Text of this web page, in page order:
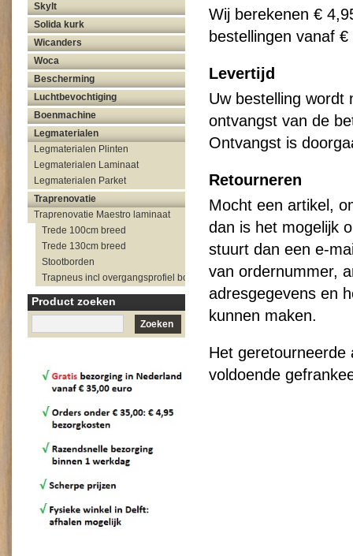
Skylt
Solida kurk
Wicanders
Woca
Bescherming
Luchtbevochtiging
Boenmachine
Legmaterialen
Legmaterialen Plinten
Legmaterialen Laminaat
Legmaterialen Parket
Traprenovatie
Traprenovatie Maestro laminaat
Trede 100cm breed
Trede 130cm breed
Stootborden
Trapneus incl overgangsprofiel bovenzijde trap
Product zoeken
Zoeken
Wij berekenen €
bestellingen vanaf
Levertijd
Uw bestelling wordt
ontvangst van de
Ontvangst is
Retourneren
Mocht een artikel,
dan is het mogelijk
stuurt dan een e-
van ordernummer,
adresgegevens en
kunnen maken.
Het geretourneerde
voldoende